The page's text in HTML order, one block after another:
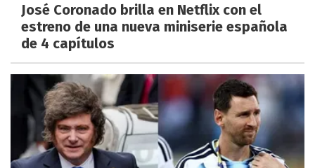
José Coronado brilla en Netflix con el
estreno de una nueva miniserie española
de 4 capítulos